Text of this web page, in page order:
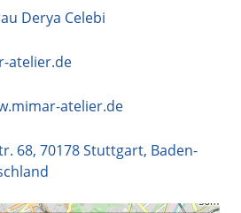
Derya Celebi
atelier.de
atelier.de
68, 70178Stuttgart, Baden-